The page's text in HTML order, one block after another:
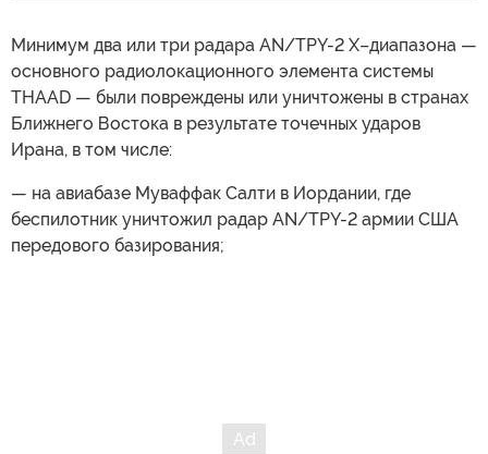
Минимум два или три радара AN/TPY-2 X–диапазона —
основного радиолокационного элемента системы
THAAD — были повреждены или уничтожены в странах
Ближнего Востока в результате точечных ударов
Ирана, в том числе:
— на авиабазе Муваффак Салти в Иордании, где
беспилотник уничтожил радар AN/TPY-2 армии США
передового базирования;